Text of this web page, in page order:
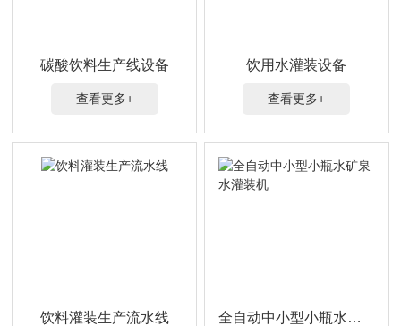
碳酸饮料生产线设备
查看更多+
饮用水灌装设备
查看更多+
饮料灌装生产流水线 全自动中小型小瓶水矿泉水灌装机